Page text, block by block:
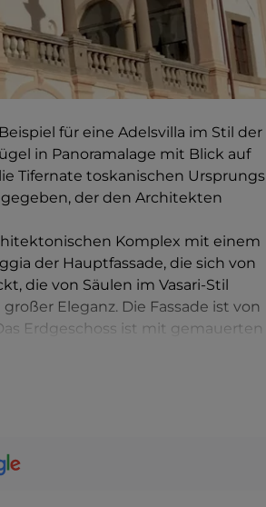
für eine Adelsvilla im Stil der
in Panoramalage mit Blick auf
Tifernate toskanischen Ursprungs
der den Architekten
Komplex mit einem
der Hauptfassade, die sich von
die von Säulen im Vasari-Stil
Eleganz. Die Fassade ist von
Erdgeschoss ist mit gemauerten
Museums der Villa des Plinius